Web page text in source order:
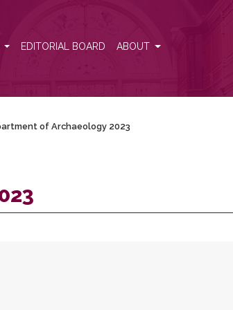
EDITORIAL BOARD ABOUT
of Archaeology 2023